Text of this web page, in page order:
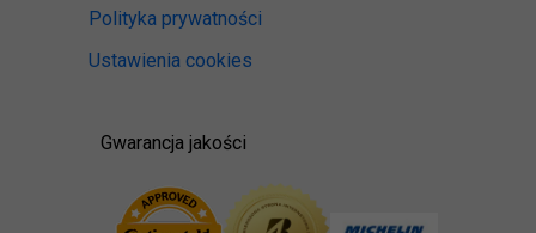
Polityka prywatności
Ustawienia cookies
Gwarancja jakości